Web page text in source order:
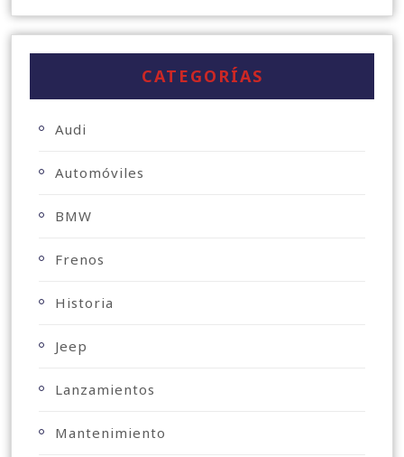
CATEGORÍAS
Audi
Automóviles
BMW
Frenos
Historia
Jeep
Lanzamientos
Mantenimiento